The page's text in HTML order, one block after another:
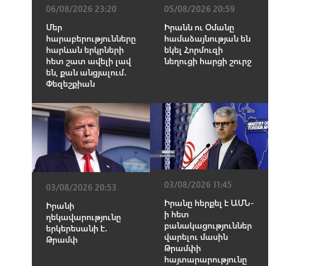
06/08/2026 23:20
Մեր
հարաբերությունները
հարևան երկրների
հետ շատ ավելի լավ
են, քան անցյալում․
Փեզեշքիան
05/08/2026 20:59
Իրանն ու Օմանը
համաձայնության են
եկել Հորմուզի
նեղուցի հարցի շուրջ
03/08/2026 20:53
Իրանի
ղեկավարությունը
երկերեսանի է․
Թրամփ
03/08/2026 11:45
Իրանը հերքել է ԱՄՆ-
ի հետ
բանակացություններ
վարելու մասին
Թրամփի
հայտարարությունը